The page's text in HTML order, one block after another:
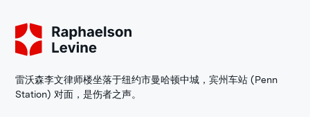
雷沃森李文律师楼坐落于纽约市曼哈顿中城，宾州车站 (Penn
Station) 对面，是伤者之声。